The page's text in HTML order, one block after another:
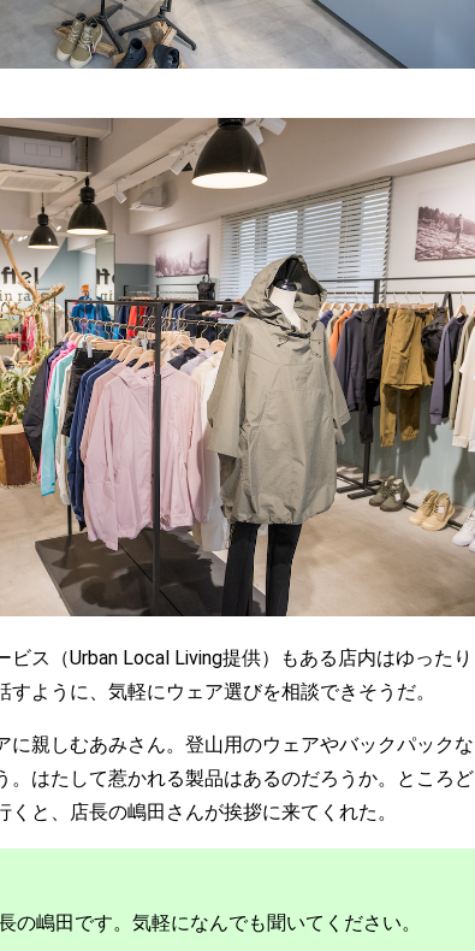
ス（Urban Local Living提供）もある店内はゆったり
ように、気軽にウェア選びを相談できそうだ。
親しむあみさん。登山用のウェアやバックパックな
。はたして惹かれる製品はあるのだろうか。ところど
と、店長の嶋田さんが挨拶に来てくれた。
の嶋田です。気軽になんでも聞いてください。